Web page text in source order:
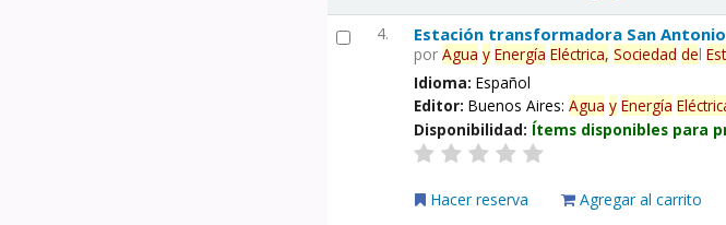
4. Estación transformadora San
porAgua y Energía Eléctrica, Sociedad del
Idioma:Español
Editor:Buenos Aires:Agua y Energía
Disponibilidad: Ítems disponibles para
Hacer reserva Agregar al carrito